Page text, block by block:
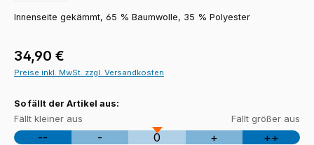
Innenseite gekämmt, 65 % Baumwolle, 35 % Polyester
Regulärer Preis:
34,90 €
Preise inkl. MwSt. zzgl. Versandkosten
So fällt der Artikel aus:
Fällt kleiner aus Fällt größer aus
-- - 0 + ++